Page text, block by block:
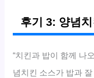
후기 3: 양념
“치킨과 밥이 함께 나
념치킨 소스가 밥과